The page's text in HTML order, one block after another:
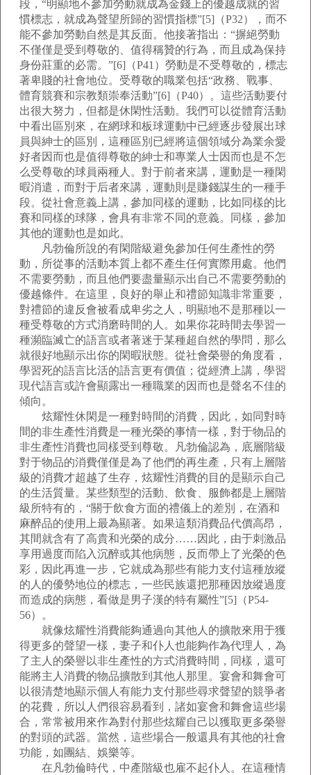
段，“明顯地不參加勞動就成為金錢上的優越成就的習
慣標志，就成為聲望所歸的習慣指標”[5]（P32），而不
能不參加勞動自然是其反面。他接著指出：“摒絕勞動
不僅僅是受到尊敬的、值得稱贊的行為，而且成為保持
身份莊重的必需。”[6]（P41）勞動是不受尊敬的，標志
著卑賤的社會地位。受尊敬的職業包括“政務、戰事、
體育競賽和宗教類崇奉活動”[6]（P40）。這些活動要付
出很大努力，但都是休閑性活動。我們可以從體育活動
中看出區別來，在網球和板球運動中已經逐步發展出球
員與紳士的區別，這種區別已經將這個領域分為業余愛
好者因而也是值得尊敬的紳士和專業人士因而也是不怎
么受尊敬的球員兩種人。對于前者來講，運動是一種閑
暇消遣，而對于后者來講，運動則是賺錢謀生的一種手
段。從社會意義上講，參加同樣的運動，比如同樣的比
賽和同樣的球隊，會具有非常不同的意義。同樣，參加
其他的運動也是如此。
凡勃倫所說的有閑階級避免參加任何生產性的勞
動，所從事的活動本質上都不產生任何實際用處。他們
不需要勞動，而且他們要盡量顯示出自己不需要勞動的
優越條件。在這里，良好的舉止和禮節知識非常重要，
對禮節的違反會被看成卑劣之人，明顯地不是那種以一
種受尊敬的方式消磨時間的人。如果你花時間去學習一
種瀕臨滅亡的語言或者著迷于某種超自然的學問，那么
就很好地顯示出你的閑暇狀態。從社會榮譽的角度看，
學習死的語言比活的語言更有價值；從經濟上講，學習
現代語言或許會顯露出一種職業的因而也是聲名不佳的
傾向。
炫耀性休閑是一種對時間的消費，因此，如同對時
間的非生產性消費是一種光榮的事情一樣，對于物品的
非生產性消費也同樣受到尊敬。凡勃倫認為，底層階級
對于物品的消費僅僅是為了他們的再生產，只有上層階
級的消費才超越了生存，炫耀性消費的目的是顯示自己
的生活質量。某些類型的活動、飲食、服飾都是上層階
級所特有的，“關于飲食方面的禮儀上的差別，在酒和
麻醉品的使用上最為顯著。如果這類消費品代價高昂，
其間就含有了高貴和光榮的成分……因此，由于刺激品
享用過度而陷入沉醉或其他病態，反而帶上了光榮的色
彩，因此再進一步，它就成為那些有能力支付這種放縱
的人的優勢地位的標志，一些民族還把那種因放縱過度
而造成的病態，看做是男子漢的特有屬性”[5]（P54-
56）。
就像炫耀性消費能夠通過向其他人的擴散來用于獲
得更多的聲望一樣，妻子和仆人也能夠作為代理人，為
了主人的榮譽以非生產性的方式消費時間，同樣，還可
能將主人消費的物品擴散到其他人那里。宴會和舞會可
以很清楚地顯示個人有能力支付那些尋求聲望的競爭者
的花費，所以人們很容易看到，諸如宴會和舞會這些場
合，常常被用來作為對付那些炫耀自己以獲取更多榮譽
的對頭的武器。當然，這些場合一般還具有其他的社會
功能，如團結、娛樂等。
在凡勃倫時代，中產階級也雇不起仆人。在這種情